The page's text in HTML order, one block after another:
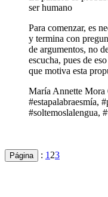
ser humano
Para comenzar, es
y termina con
de argumentos, no
escucha, pues de
que motiva esta
María Annette Mora
#estapalabraesmía,
#soltemoslalengua,
Página : 1 23